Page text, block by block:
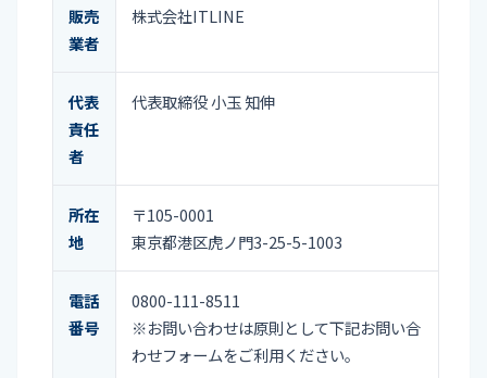
販売
業者
株式会社ITLINE
代表
責任
者
代表取締役 小玉 知伸
所在
地
〒105-0001
東京都港区虎ノ門3-25-5-1003
電話
番号
0800-111-8511
※お問い合わせは原則として下記お問い合
わせフォームをご利用ください。